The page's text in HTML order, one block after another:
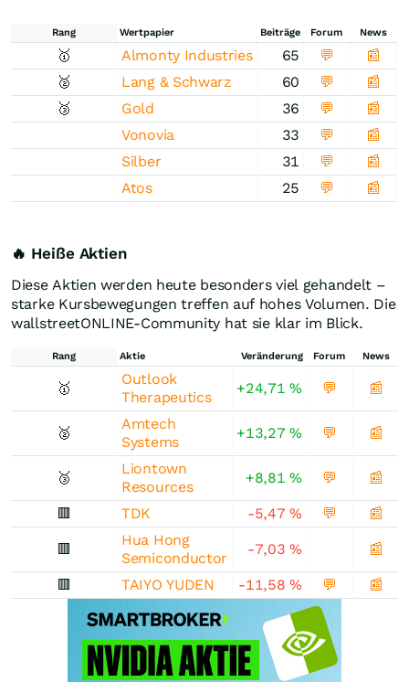
Rang Wertpapier Beiträge Forum News
🥇 Almonty Industries 65 💬
📰
🥈
Lang & Schwarz 60 💬
📰
🥉
Gold 36 💬
📰
Vonovia
33 💬
📰
Silber
31 💬
📰
Atos
25 💬 📰
🔥 Heiße Aktien
Diese Aktien werden heute besonders viel gehandelt –
starke Kursbewegungen treffen auf hohes Volumen. Die
wallstreetONLINE-Community hat sie klar im Blick.
Rang Aktie Veränderung Forum News
🥇
Outlook
Therapeutics
+24,71% 💬 📰
🥈
Amtech
Systems
+13,27% 💬 📰
🥉
Liontown
Resources
+8,81% 💬 📰
🟥 TDK -5,47% 💬 📰
🟥
Hua Hong
Semiconductor
-7,03% 📰
🟥 TAIYO YUDEN -11,58% 💬 📰